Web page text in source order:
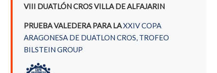
VIII DUATLÓN CROS VILLA DE ALFAJARIN
PRUEBA VALEDERA PARA LAXXIV COPA
ARAGONESA DE DUATLON CROS, TROFEO
BILSTEIN GROUP